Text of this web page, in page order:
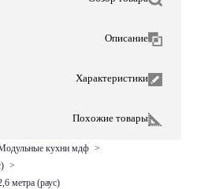
Описание
Характеристики
Похожие товары
модульные кухни мдф >
>
метра (раус)